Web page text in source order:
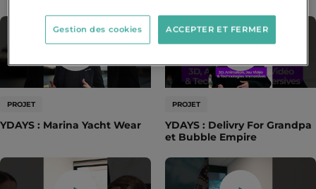
PROJET
YDAYS : Marina Yacht Wear
PROJET
YDAYS : Delivry For Grandpa
et Bubble Empire
ACCEPTER ET FERMER
Gestion des cookies